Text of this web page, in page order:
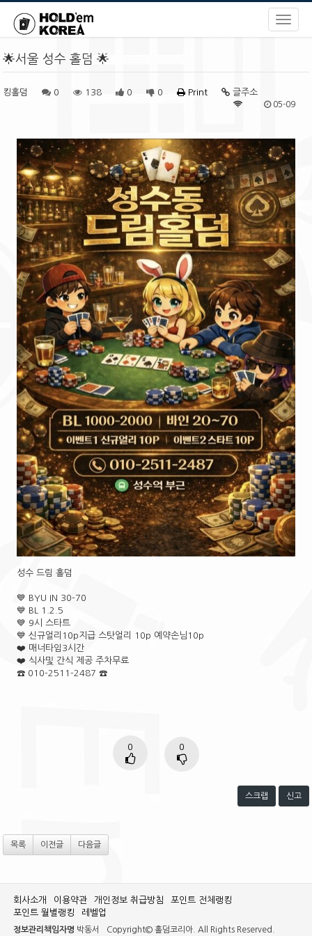
🌟서울 성수 홀덤 🌟
킹홀덤 0 138 0 0 Print 글주소
05-09
성수 드림 홀덤
💙 BYU IN 30-70
💙 BL 1.2.5
💙 9시 스타트
💙 신규얼리10p지급 스탓얼리 10p 예약손님10p
❤️ 매너타임3시간
❤️ 식사및 간식 제공 주차무료
☎️ 010-2511-2487 ☎️
0 0
스크랩 신고
목록 이전글 다음글
회사소개 이용약관 개인정보 취급방침
포인트 전체랭킹
포인트 월별랭킹
레벨업
정보관리책임자명 박동서 Copyright© 홀덤코리아. All Rights Reserved.